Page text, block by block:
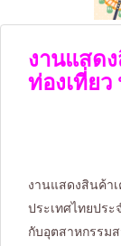
งานแสด
ท่องเที่ยว
งานแสดงสินค้า
ประเทศไทยปร
กับอุตสาหกรรม